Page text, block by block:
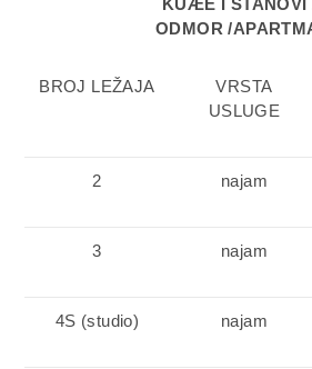
KUÆE I STANOVI
ODMOR /
BROJ LEŽAJA
VRSTA
USLUGE
2 najam
3 najam
4S (studio) najam